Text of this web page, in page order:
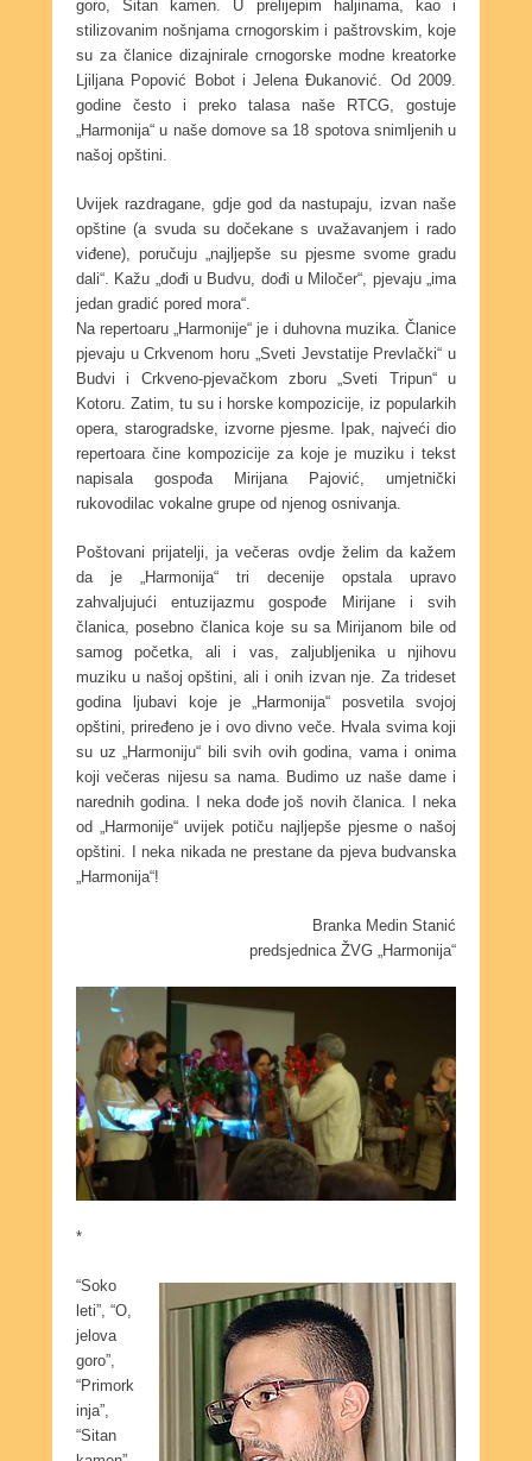
goro, Sitan kamen. U prelijepim haljinama, kao i
stilizovanim nošnjama crnogorskim i paštrovskim, koje
su za članice dizajnirale crnogorske modne kreatorke
Ljiljana Popović Bobot i Jelena Đukanović. Od 2009.
godine često i preko talasa naše RTCG, gostuje
„Harmonija“ u naše domove sa 18 spotova snimljenih u
našoj opštini.
Uvijek razdragane, gdje god da nastupaju, izvan naše
opštine (a svuda su dočekane s uvažavanjem i rado
viđene), poručuju „najljepše su pjesme svome gradu
dali“. Kažu „dođi u Budvu, dođi u Miločer“, pjevaju „ima
jedan gradić pored mora“.
Na repertoaru „Harmonije“ je i duhovna muzika. Članice
pjevaju u Crkvenom horu „Sveti Jevstatije Prevlački“ u
Budvi i Crkveno-pjevačkom zboru „Sveti Tripun“ u
Kotoru. Zatim, tu su i horske kompozicije, iz popularkih
opera, starogradske, izvorne pjesme. Ipak, najveći dio
repertoara čine kompozicije za koje je muziku i tekst
napisala gospođa Mirijana Pajović, umjetnički
rukovodilac vokalne grupe od njenog osnivanja.
Poštovani prijatelji, ja večeras ovdje želim da kažem
da je „Harmonija“ tri decenije opstala upravo
zahvaljujući entuzijazmu gospođe Mirijane i svih
članica, posebno članica koje su sa Mirijanom bile od
samog početka, ali i vas, zaljubljenika u njihovu
muziku u našoj opštini, ali i onih izvan nje. Za trideset
godina ljubavi koje je „Harmonija“ posvetila svojoj
opštini, priređeno je i ovo divno veče. Hvala svima koji
su uz „Harmoniju“ bili svih ovih godina, vama i onima
koji večeras nijesu sa nama. Budimo uz naše dame i
narednih godina. I neka dođe još novih članica. I neka
od „Harmonije“ uvijek potiču najljepše pjesme o našoj
opštini. I neka nikada ne prestane da pjeva budvanska
„Harmonija“!
Branka Medin Stanić
predsjednica ŽVG „Harmonija“
*
“Soko
leti”, “O,
jelova
goro”,
“Primork
inja”,
“Sitan